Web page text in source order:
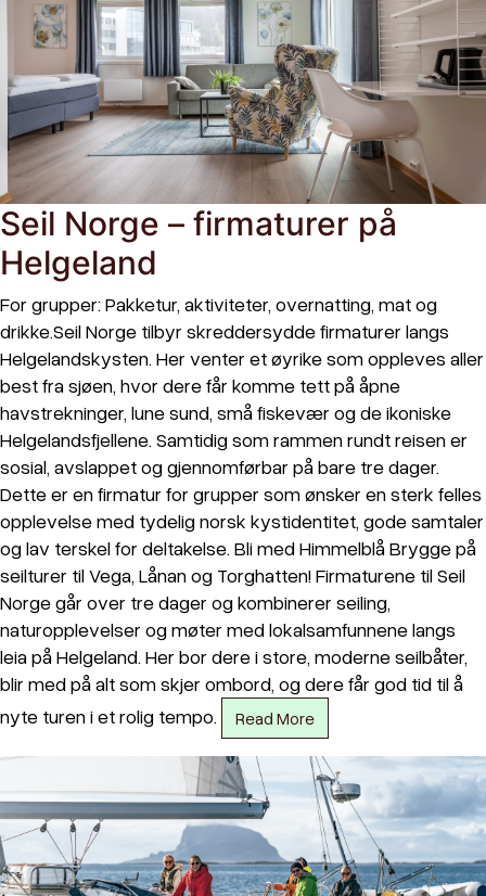
Seil Norge – firmaturer på
Helgeland
For grupper: Pakketur, aktiviteter, overnatting, mat og
drikke.Seil Norge tilbyr skreddersydde firmaturer langs
Helgelandskysten. Her venter et øyrike som oppleves aller
best fra sjøen, hvor dere får komme tett på åpne
havstrekninger, lune sund, små fiskevær og de ikoniske
Helgelandsfjellene. Samtidig som rammen rundt reisen er
sosial, avslappet og gjennomførbar på bare tre dager.
Dette er en firmatur for grupper som ønsker en sterk felles
opplevelse med tydelig norsk kystidentitet, gode samtaler
og lav terskel for deltakelse. Bli med Himmelblå Brygge på
seilturer til Vega, Lånan og Torghatten! Firmaturene til Seil
Norge går over tre dager og kombinerer seiling,
naturopplevelser og møter med lokalsamfunnene langs
leia på Helgeland. Her bor dere i store, moderne seilbåter,
blir med på alt som skjer ombord, og dere får god tid til å
nyte turen i et rolig tempo.
Read More